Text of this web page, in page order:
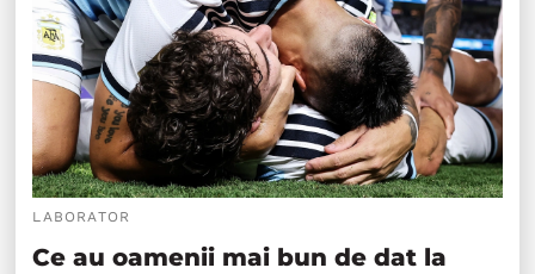
LABORATOR
Ce au oamenii mai bun de dat la